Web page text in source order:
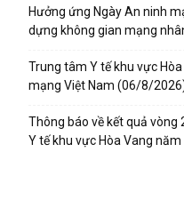
Hưởng ứng Ngày An ninh
dựng không gian mạng
Trung tâm Y tế khu vực
mạng Việt Nam (06/8/
Thông báo về kết quả vòng
Y tế khu vực Hòa Vang năm